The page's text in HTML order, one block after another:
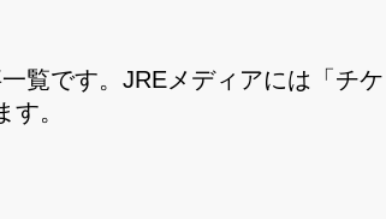
覧です。JREメディアには「チ
。